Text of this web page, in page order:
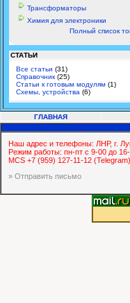
Трансформаторы
Химия для электроники
Полный список
СТАТЬИ
Все статьи (31)
Справочник (25)
Статьи к готовым модулям (1)
Схемы, устройства (6)
ГЛАВНАЯ
Наш адрес и телефоны: ЛНР, г.
Режим работы: пн-пт с 9-00 до
MCS +7 (959) 127-11-12 (Telegram)
» Отправить письмо